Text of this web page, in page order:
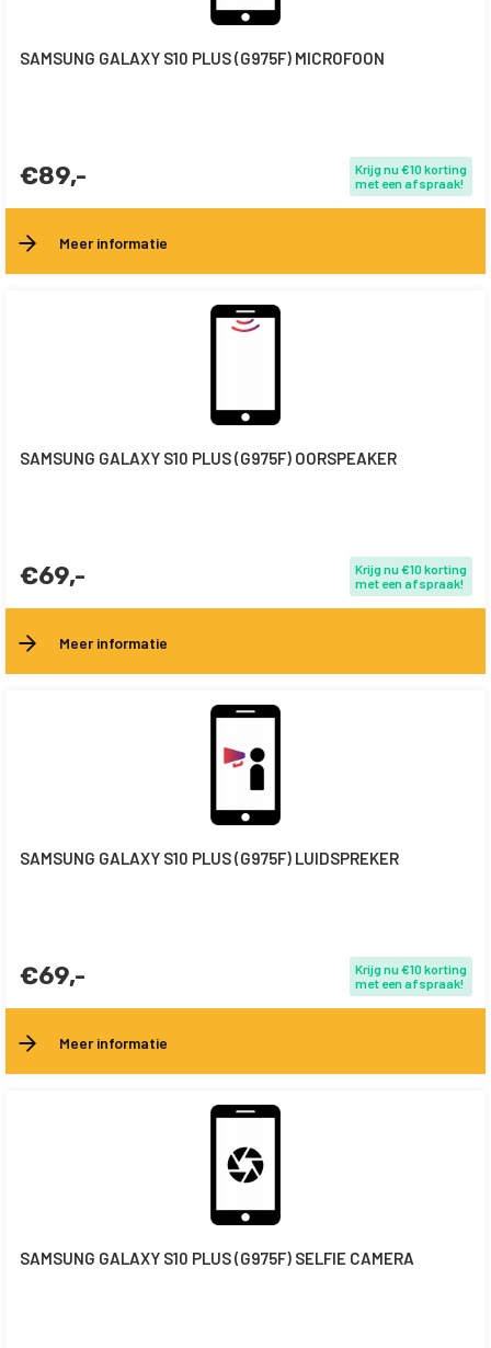
SAMSUNG GALAXY S10 PLUS (G975F) MICROFOON
€89,-
Krijg nu €10 korting
met een afspraak!
Meer informatie
SAMSUNG GALAXY S10 PLUS (G975F) OORSPEAKER
€69,-
Krijg nu €10 korting
met een afspraak!
Meer informatie
SAMSUNG GALAXY S10 PLUS (G975F) LUIDSPREKER
€69,-
Krijg nu €10 korting
met een afspraak!
Meer informatie
SAMSUNG GALAXY S10 PLUS (G975F) SELFIE CAMERA